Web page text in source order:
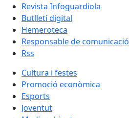
Revista Infoguardiola
Butlletí digital
Hemeroteca
Responsable de comunicació
Rss
Cultura i festes
Promoció econòmica
Esports
Joventut